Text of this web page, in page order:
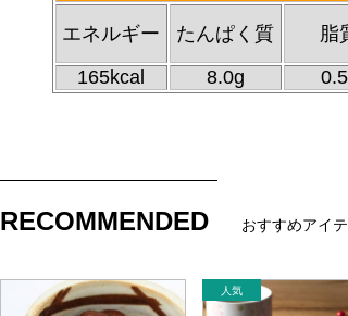
エネルギー たんぱく質 脂
165kcal
8.0g
RECOMMENDED おすすめアイ